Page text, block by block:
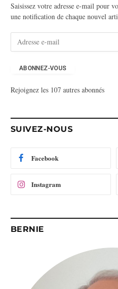
Saisissez votre adresse e-mail pour
une notification de chaque nouvel
s
-
m
ABONNEZ-VOUS
Rejoignez les 107 autres abonnés
SUIVEZ-NOUS
Facebook
Instagram
BERNIE